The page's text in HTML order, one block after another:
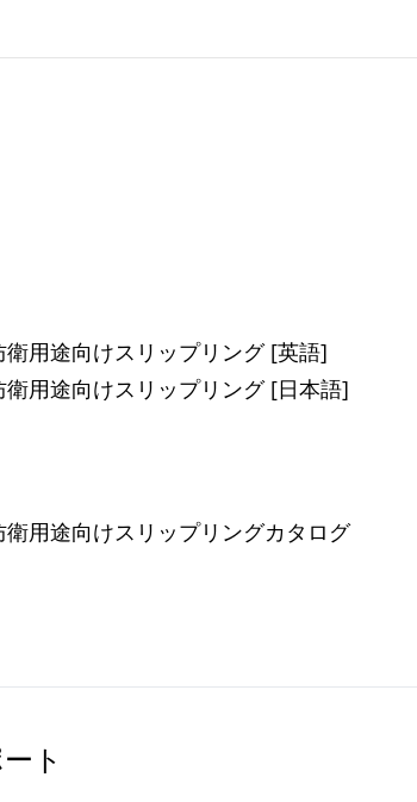
用途向けスリップリング [英語]
用途向けスリップリング [日本語]
用途向けスリップリングカタログ
ト